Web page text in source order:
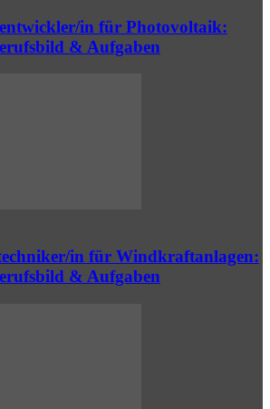
in für Photovoltaik:
& Aufgaben
in für Windkraftanlagen:
& Aufgaben